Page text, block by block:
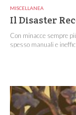
MISCELLANEA
Il Disaster
Con minacce sempre
spesso manuali e